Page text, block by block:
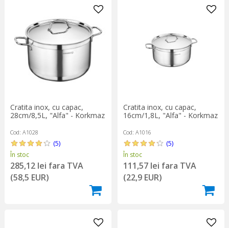
Cratita inox, cu capac,
28cm/8,5L, "Alfa" - Korkmaz
Cod: A1028
(5)
În stoc
285,12 lei fara TVA
(58,5 EUR)
Cratita inox, cu capac,
16cm/1,8L, "Alfa" - Korkmaz
Cod: A1016
(5)
În stoc
111,57 lei fara TVA
(22,9 EUR)